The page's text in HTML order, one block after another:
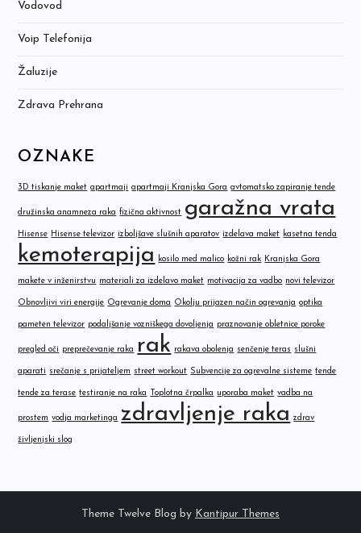
Vodovod
Voip Telefonija
Žaluzije
Zdrava Prehrana
OZNAKE
3D tiskanje maket apartmaji apartmaji Kranjska Gora avtomatsko zapiranje tende
družinska anamneza raka fizična aktivnost garažna vrata
Hisense Hisense televizor izboljšave slušnih aparatov izdelava maket kasetna tenda
kemoterapija kosilo med malico kožni rak Kranjska Gora
makete v inženirstvu materiali za izdelavo maket motivacija za vadbo novi televizor
Obnovljivi viri energije Ogrevanje doma Okolju prijazen način ogrevanja optika
pameten televizor podaljšanje vozniškega dovoljenja praznovanje obletnice poroke
pregled oči preprečevanje raka rak rakava obolenja senčenje teras slušni
aparati srečanje s prijateljem street workout Subvencije za ogrevalne sisteme tende
tende za terase testiranje na raka Toplotna črpalka uporaba maket vadba na
prostem vodja marketinga zdravljenje raka zdrav
življenjski slog
Theme Twelve Blog by Kantipur Themes